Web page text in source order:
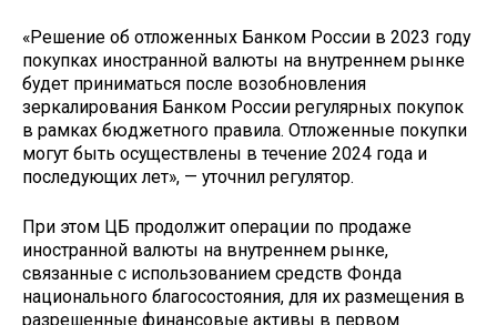
«Решение об отложенных Банком России в 2023 году
покупках иностранной валюты на внутреннем рынке
будет приниматься после возобновления
зеркалирования Банком России регулярных покупок
в рамках бюджетного правила. Отложенные покупки
могут быть осуществлены в течение 2024 года и
последующих лет», — уточнил регулятор.
При этом ЦБ продолжит операции по продаже
иностранной валюты на внутреннем рынке,
связанные с использованием средств Фонда
национального благосостояния, для их размещения в
разрешенные финансовые активы в первом